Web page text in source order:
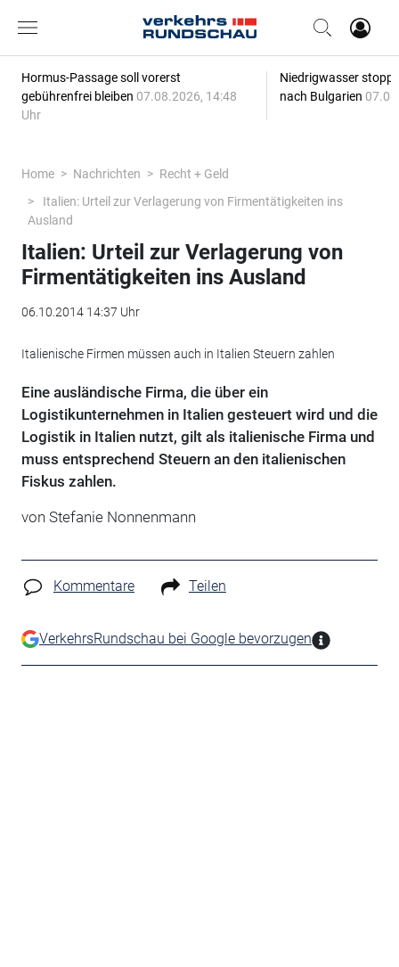
Hormus-Passage soll vorerst
gebührenfrei bleiben 07.08.2026, 14:48
Uhr
Niedrigwasser
nach Bulgarien
Home Nachrichten
Recht + Geld
Italien: Urteil zur Verlagerung von Firmentätigkeiten ins
Ausland
Italien: Urteil zur Verlagerung von
Firmentätigkeiten ins Ausland
06.10.2014 14:37 Uhr
Italienische Firmen müssen auch in Italien Steuern zahlen
Eine ausländische Firma, die über ein
Logistikunternehmen in Italien gesteuert wird und die
Logistik in Italien nutzt, gilt als italienische Firma und
muss entsprechend Steuern an den italienischen
Fiskus zahlen.
von Stefanie Nonnenmann
Kommentare Teilen
VerkehrsRundschau bei Google bevorzugen